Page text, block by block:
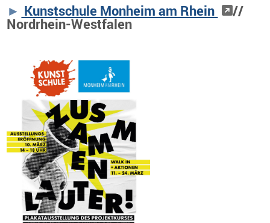
Kunstschule Monheim am Rhein //
Nordrhein-Westfalen